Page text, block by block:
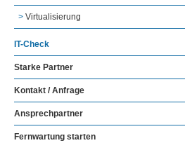
Virtualisierung
IT-Check
Starke Partner
Kontakt / Anfrage
Ansprechpartner
Fernwartung starten